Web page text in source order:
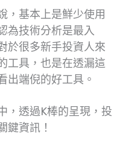
，基本上是鮮少使用
為技術分析是最入
於很多新手投資人來
工具，也是在透漏這
出端倪的好工具。
，透過K棒的呈現，投
鍵資訊！